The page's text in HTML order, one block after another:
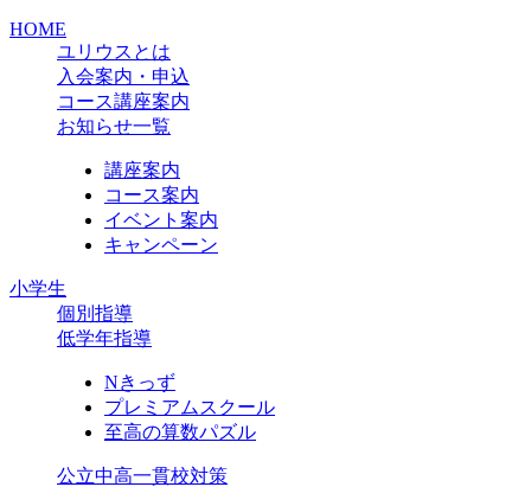
HOME
ユリウスとは
入会案内・申込
コース講座案内
お知らせ一覧
講座案内
コース案内
イベント案内
キャンペーン
小学生
個別指導
低学年指導
Nきっず
プレミアムスクール
至高の算数パズル
公立中高一貫校対策